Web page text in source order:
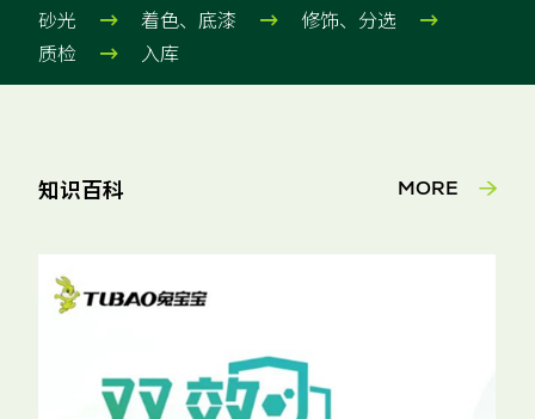
砂光  着色、底漆  修饰、分选 
质检  入库
知识百科 MORE 